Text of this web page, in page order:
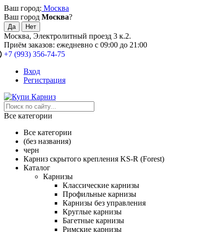
Ваш город: Москва
Ваш город Москва?
Москва, Электролитный проезд 3 к.2.
Приём заказов: ежедневно с 09:00 до 21:00
+7 (993) 356-74-75
Вход
Регистрация
Все категории
Все категории
(без названия)
черн
Карниз скрытого крепления KS-R (Forest)
Каталог
Карнизы
Классические карнизы
Профильные карнизы
Карнизы без управления
Круглые карнизы
Багетные карнизы
Римские карнизы